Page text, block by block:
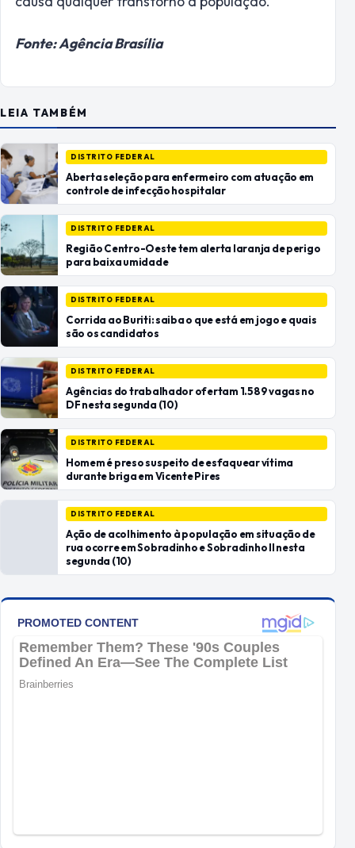
Fonte: Agência Brasília
LEIA TAMBÉM
DISTRITO FEDERAL
Aberta seleção para enfermeiro com atuação em
controle de infecção hospitalar
DISTRITO FEDERAL
Região Centro-Oeste tem alerta laranja de perigo
para baixa umidade
DISTRITO FEDERAL
Corrida ao Buriti: saiba o que está em jogo e quais
são os candidatos
DISTRITO FEDERAL
Agências do trabalhador ofertam 1.589 vagas no
DF nesta segunda (10)
DISTRITO FEDERAL
Homem é preso suspeito de esfaquear vítima
durante briga em Vicente Pires
DISTRITO FEDERAL
Ação de acolhimento à população em situação de
rua ocorre em Sobradinho e Sobradinho II nesta
segunda (10)